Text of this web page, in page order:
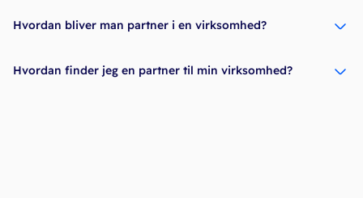
Hvordan bliver man partner i en virksomhed?
Hvordan finder jeg en partner til min virksomhed?